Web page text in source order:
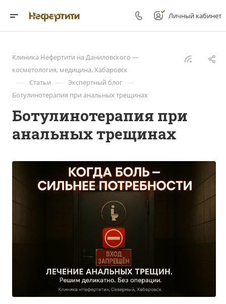
Личный кабинет
Клиника Нефертити на Даниловского —
косметология, медицина, Хабаровск
— Статьи — Экспертный блог —
Ботулинотерапия при анальных трещинах
Ботулинотерапия при
анальных трещинах